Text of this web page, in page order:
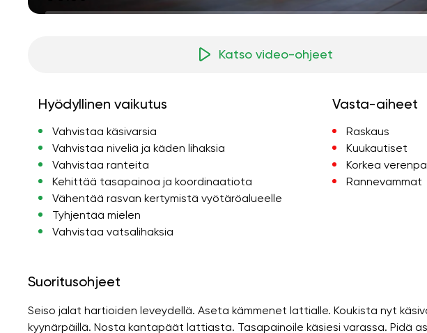
Katso video-ohjeet
Hyödyllinen vaikutus
Vahvistaa käsivarsia
Vahvistaa niveliä ja käden lihaksia
Vahvistaa ranteita
Kehittää tasapainoa ja koordinaatiota
Vähentää rasvan kertymistä vyötäröalueelle
Tyhjentää mielen
Vahvistaa vatsalihaksia
Vasta-aiheet
Raskaus
Kuukautiset
Korkea
Rannevammat
Suoritusohjeet
Seiso jalat hartioiden leveydellä. Aseta kämmenet lattialle. Koukista nyt
kyynärpäillä. Nosta kantapäät lattiasta. Tasapainoile käsiesi varassa. Pidä